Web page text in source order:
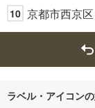
10 京都市西京区
ラベル・アイコン